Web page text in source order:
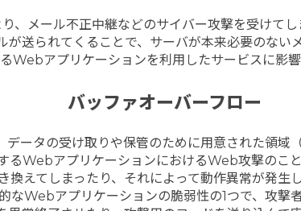
、メール不正中継などのサイバー攻撃を受けてし
が送られてくることで、サーバが本来必要のない
Webアプリケーションを利用したサービスに影響
バッファオーバーフロー
データの受け取りや保管のために用意された領
るWebアプリケーションにおけるWeb攻撃のこ
換えてしまったり、それによって動作異常が発生し
なWebアプリケーションの脆弱性の1つで、攻撃